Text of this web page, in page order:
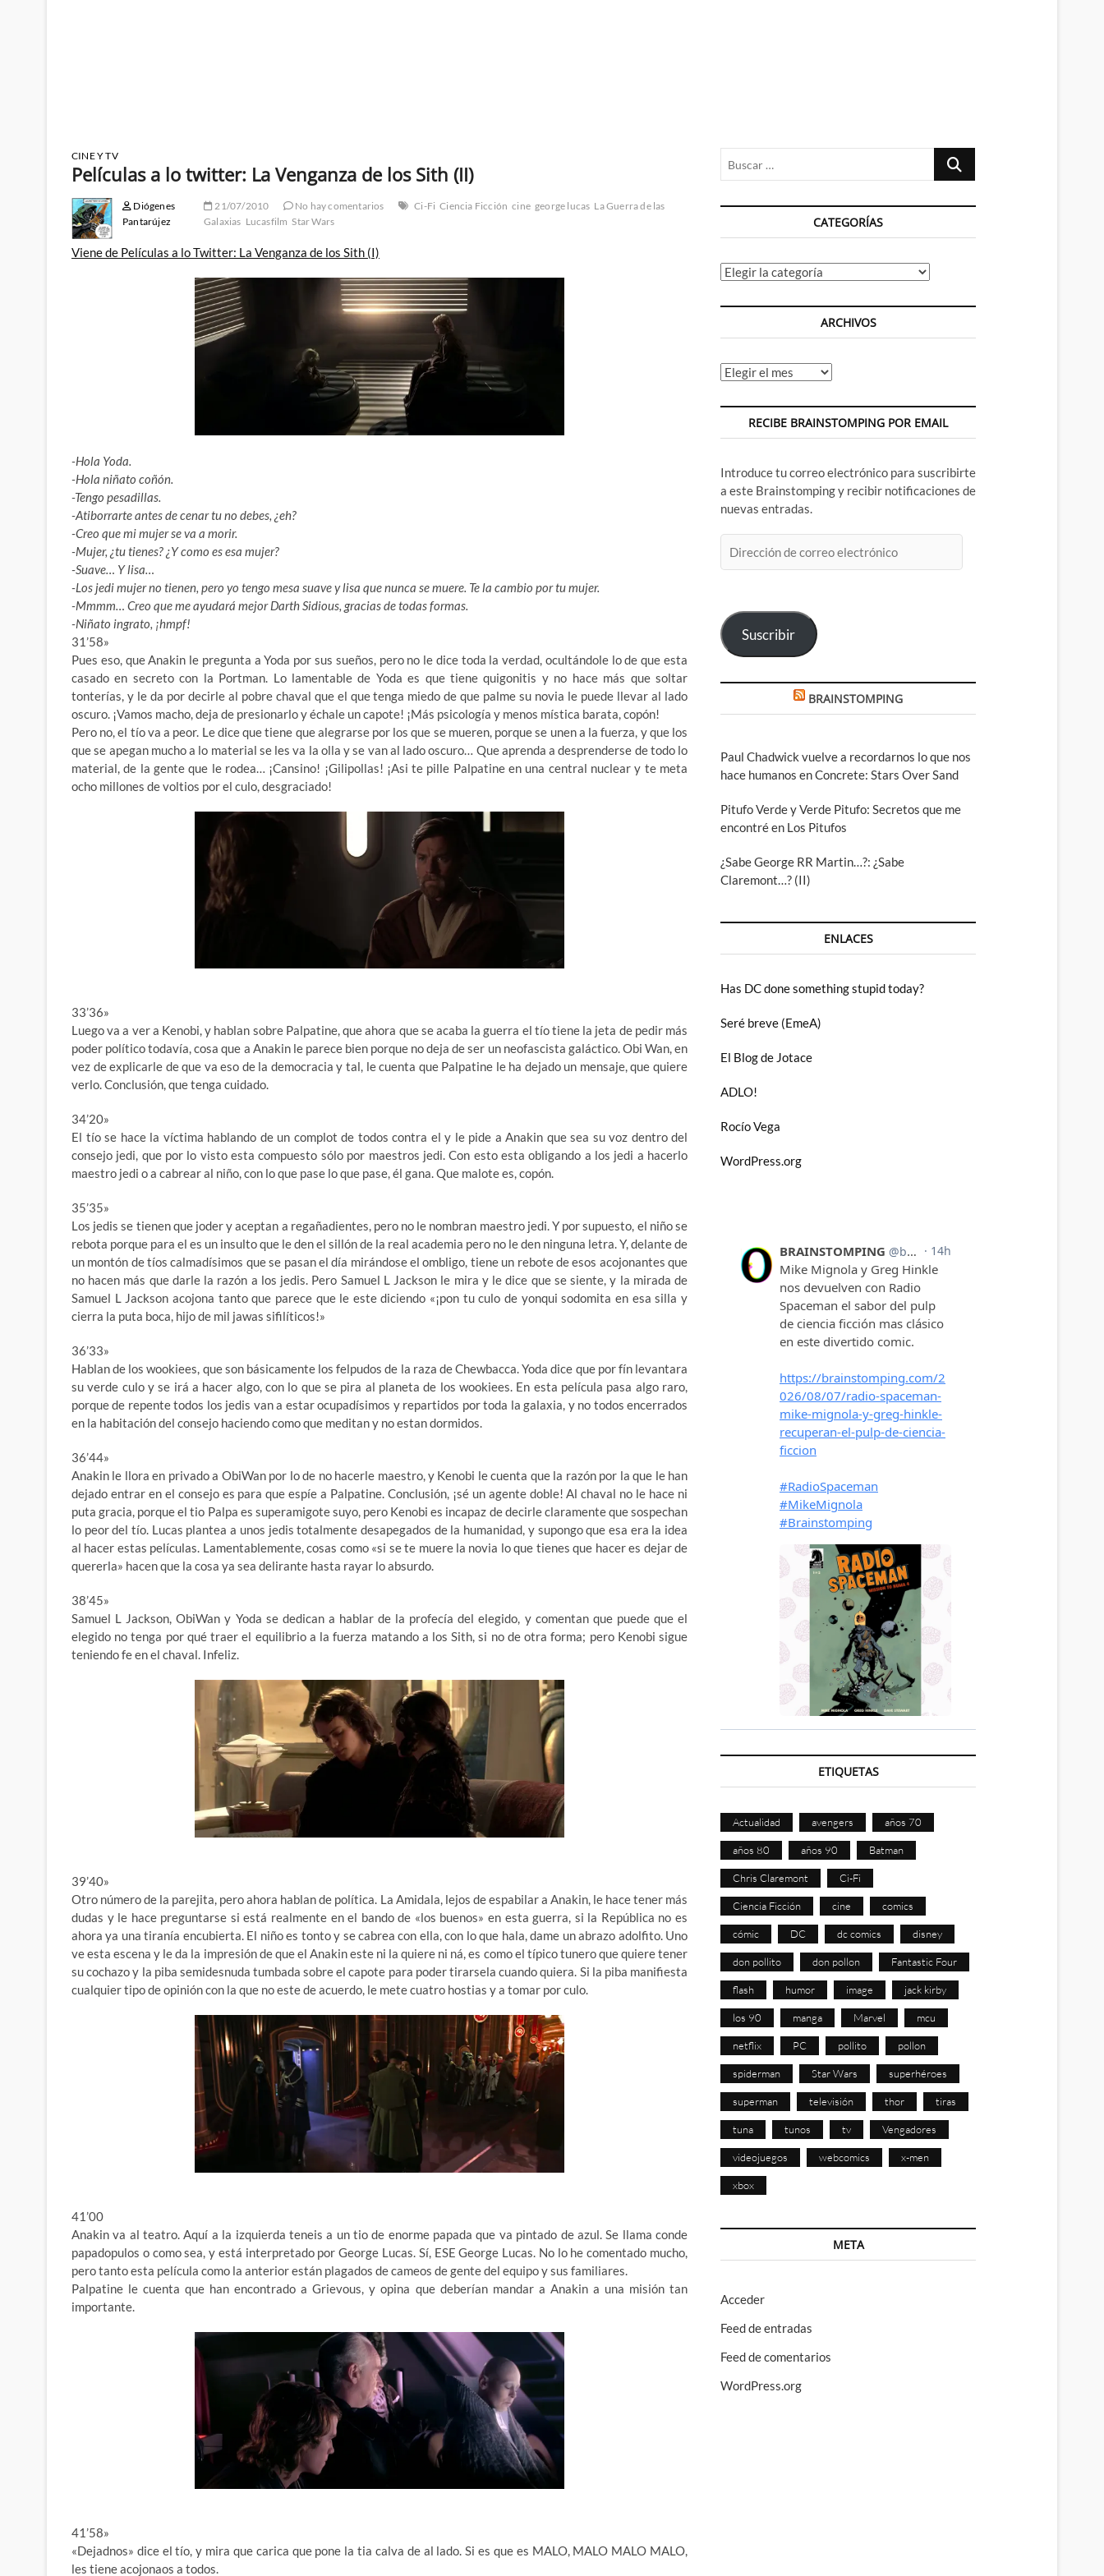
CINE Y TV
Películas a lo twitter: La Venganza de los Sith (II)
Diógenes
Pantarújez
21/07/2010 No hay comentarios Ci-Fi Ciencia Ficción cine george lucas La Guerra de las
Galaxias Lucasfilm Star Wars
Viene de Películas a lo Twitter: La Venganza de los Sith (I)
-Hola Yoda.
-Hola niñato coñón.
-Tengo pesadillas.
-Atiborrarte antes de cenar tu no debes, ¿eh?
-Creo que mi mujer se va a morir.
-Mujer, ¿tu tienes? ¿Y como es esa mujer?
-Suave… Y lisa…
-Los jedi mujer no tienen, pero yo tengo mesa suave y lisa que nunca se muere. Te la cambio por tu mujer.
-Mmmm… Creo que me ayudará mejor Darth Sidious, gracias de todas formas.
-Niñato ingrato, ¡hmpf!
31’58»
Pues eso, que Anakin le pregunta a Yoda por sus sueños, pero no le dice toda la verdad, ocultándole lo de que esta
casado en secreto con la Portman. Lo lamentable de Yoda es que tiene quigonitis y no hace más que soltar
tonterías, y le da por decirle al pobre chaval que el que tenga miedo de que palme su novia le puede llevar al lado
oscuro. ¡Vamos macho, deja de presionarlo y échale un capote! ¡Más psicología y menos mística barata, copón!
Pero no, el tío va a peor. Le dice que tiene que alegrarse por los que se mueren, porque se unen a la fuerza, y que los
que se apegan mucho a lo material se les va la olla y se van al lado oscuro… Que aprenda a desprenderse de todo lo
material, de la gente que le rodea… ¡Cansino! ¡Gilipollas! ¡Asi te pille Palpatine en una central nuclear y te meta
ocho millones de voltios por el culo, desgraciado!
33’36»
Luego va a ver a Kenobi, y hablan sobre Palpatine, que ahora que se acaba la guerra el tío tiene la jeta de pedir más
poder político todavía, cosa que a Anakin le parece bien porque no deja de ser un neofascista galáctico. Obi Wan, en
vez de explicarle de que va eso de la democracia y tal, le cuenta que Palpatine le ha dejado un mensaje, que quiere
verlo. Conclusión, que tenga cuidado.
34’20»
El tío se hace la víctima hablando de un complot de todos contra el y le pide a Anakin que sea su voz dentro del
consejo jedi, que por lo visto esta compuesto sólo por maestros jedi. Con esto esta obligando a los jedi a hacerlo
maestro jedi o a cabrear al niño, con lo que pase lo que pase, él gana. Que malote es, copón.
35’35»
Los jedis se tienen que joder y aceptan a regañadientes, pero no le nombran maestro jedi. Y por supuesto, el niño se
rebota porque para el es un insulto que le den el sillón de la real academia pero no le den ninguna letra. Y, delante de
un montón de tíos calmadísimos que se pasan el día mirándose el ombligo, tiene un rebote de esos acojonantes que
no hacen más que darle la razón a los jedis. Pero Samuel L Jackson le mira y le dice que se siente, y la mirada de
Samuel L Jackson acojona tanto que parece que le este diciendo «¡pon tu culo de yonqui sodomita en esa silla y
cierra la puta boca, hijo de mil jawas sifilíticos!»
36’33»
Hablan de los wookiees, que son básicamente los felpudos de la raza de Chewbacca. Yoda dice que por fín levantara
su verde culo y se irá a hacer algo, con lo que se pira al planeta de los wookiees. En esta película pasa algo raro,
porque de repente todos los jedis van a estar ocupadísimos y repartidos por toda la galaxia, y no todos encerrados
en la habitación del consejo haciendo como que meditan y no estan dormidos.
36’44»
Anakin le llora en privado a ObiWan por lo de no hacerle maestro, y Kenobi le cuenta que la razón por la que le han
dejado entrar en el consejo es para que espíe a Palpatine. Conclusión, ¡sé un agente doble! Al chaval no le hace ni
puta gracia, porque el tio Palpa es superamigote suyo, pero Kenobi es incapaz de decirle claramente que sospechan
lo peor del tío. Lucas plantea a unos jedis totalmente desapegados de la humanidad, y supongo que esa era la idea
al hacer estas películas. Lamentablemente, cosas como «si se te muere la novia lo que tienes que hacer es dejar de
quererla» hacen que la cosa ya sea delirante hasta rayar lo absurdo.
38’45»
Samuel L Jackson, ObiWan y Yoda se dedican a hablar de la profecía del elegido, y comentan que puede que el
elegido no tenga por qué traer el equilibrio a la fuerza matando a los Sith, si no de otra forma; pero Kenobi sigue
teniendo fe en el chaval. Infeliz.
39’40»
Otro número de la parejita, pero ahora hablan de política. La Amidala, lejos de espabilar a Anakin, le hace tener más
dudas y le hace preguntarse si está realmente en el bando de «los buenos» en esta guerra, si la República no es
ahora ya una tiranía encubierta. El niño es tonto y se cabrea con ella, con lo que hala, dame un abrazo adolfito. Uno
ve esta escena y le da la impresión de que el Anakin este ni la quiere ni ná, es como el típico tunero que quiere tener
su cochazo y la piba semidesnuda tumbada sobre el capote para poder tirarsela cuando quiera. Si la piba manifiesta
cualquier tipo de opinión con la que no este de acuerdo, le mete cuatro hostias y a tomar por culo.
41’00
Anakin va al teatro. Aquí a la izquierda teneis a un tio de enorme papada que va pintado de azul. Se llama conde
papadopulos o como sea, y está interpretado por George Lucas. Sí, ESE George Lucas. No lo he comentado mucho,
pero tanto esta película como la anterior están plagados de cameos de gente del equipo y sus familiares.
Palpatine le cuenta que han encontrado a Grievous, y opina que deberían mandar a Anakin a una misión tan
importante.
41’58»
«Dejadnos» dice el tío, y mira que carica que pone la tia calva de al lado. Si es que es MALO, MALO MALO MALO,
les tiene acojonaos a todos.
Buscar
CATEGORÍAS
Categorías
ARCHIVOS
Archivos
RECIBE BRAINSTOMPING POR EMAIL
Introduce tu correo electrónico para suscribirte
a este Brainstomping y recibir notificaciones de
nuevas entradas.
de
Suscribir
BRAINSTOMPING
Paul Chadwick vuelve a recordarnos lo que nos
hace humanos en Concrete: Stars Over Sand
Pitufo Verde y Verde Pitufo: Secretos que me
encontré en Los Pitufos
¿Sabe George RR Martin…?: ¿Sabe
Claremont…? (II)
ENLACES
Has DC done something stupid today?
Seré breve (EmeA)
El Blog de Jotace
ADLO!
Rocío Vega
WordPress.org
ETIQUETAS
Actualidad avengers años 70
años 80 años 90 Batman
Chris Claremont Ci-Fi
Ciencia Ficción cine comics
cómic DC dc comics disney
don pollito don pollon Fantastic Four
flash humor image jack kirby
los 90 manga Marvel mcu
netflix PC pollito pollon
spiderman Star Wars superhéroes
superman televisión thor tiras
tuna tunos tv Vengadores
videojuegos webcomics x-men
xbox
META
Acceder
Feed de entradas
Feed de comentarios
WordPress.org